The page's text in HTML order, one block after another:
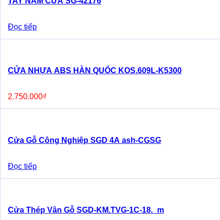
Đọc tiếp
CỬA NHỰA ABS HÀN QUỐC KOS.609L-K5300
2.750.000₫
Cửa Gỗ Công Nghiệp SGD 4A ash-CGSG
Đọc tiếp
Cửa Thép Vân Gỗ SGD-KM.TVG-1C-18._m